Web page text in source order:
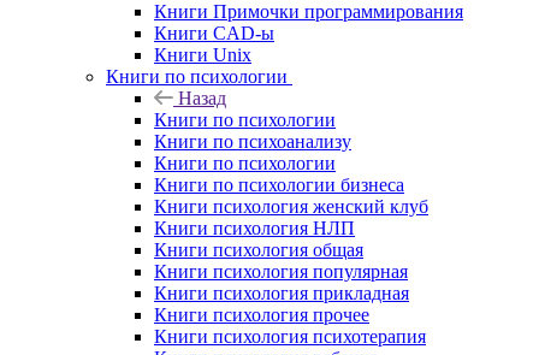
Книги Примочки программирования
Книги CAD-ы
Книги Unix
Книги по психологии
Назад
Книги по психологии
Книги по психоанализу
Книги по психологии
Книги по психологии бизнеса
Книги психология женский клуб
Книги психология НЛП
Книги психология общая
Книги психология популярная
Книги психология прикладная
Книги психология прочее
Книги психология психотерапия